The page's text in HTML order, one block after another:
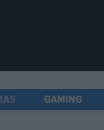
GAMING